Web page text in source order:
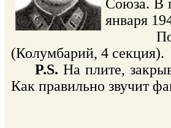
Союза. В
января
(Колумбарий, 4 секция).
P.S. На плите,
Как правильно звучит